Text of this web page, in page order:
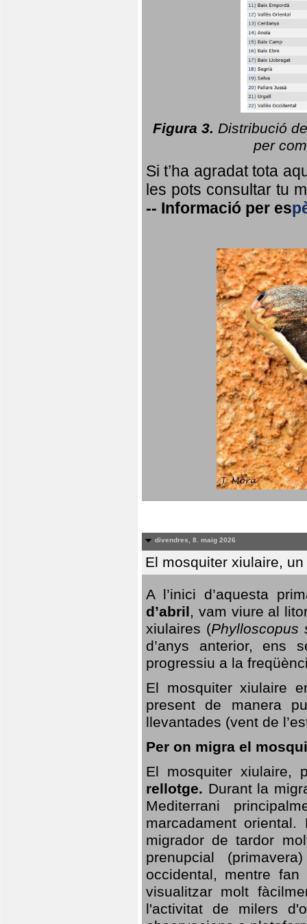
Figura 3. Distribució
per
Si t’ha agradat tota
les pots consultar tu
-- Informació per es
divendres, 8. maig 2026
El mosquiter xiulaire,
A l’inici d’aquesta
d’abril, vam viure al
xiulaires (Phylloscopus
d’anys anterior, ens
progressiu a la
El mosquiter xiulaire
present de manera
llevantades (vent de
Per on migra el
El mosquiter xiulaire,
rellotge. Durant la
Mediterrani
marcadament
migrador de tardor
prenupcial
occidental, mentre
visualitzar molt
l'activitat de milers